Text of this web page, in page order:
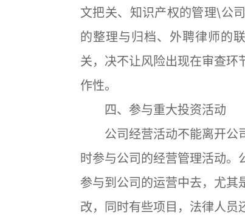
文把关、知识产权的管理\公
的整理与归档、外聘律师的
关，决不让风险出现在审查环
作性。
四、参与重大投资活动
公司经营活动不能离开公
时参与公司的经营管理活动
参与到公司的运营中去，尤其
改，同时有些项目，法律人员